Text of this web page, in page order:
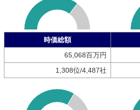
時価総額
65,068百万円
1,308位/4,487社